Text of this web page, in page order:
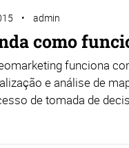
admin
como
funciona
e análise de
de tomada de